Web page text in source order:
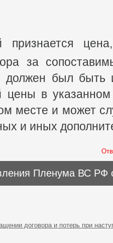
признается
за
должен был быть
цены в
месте и может
и иных
Пленума ВС РФ
договора и потерь при